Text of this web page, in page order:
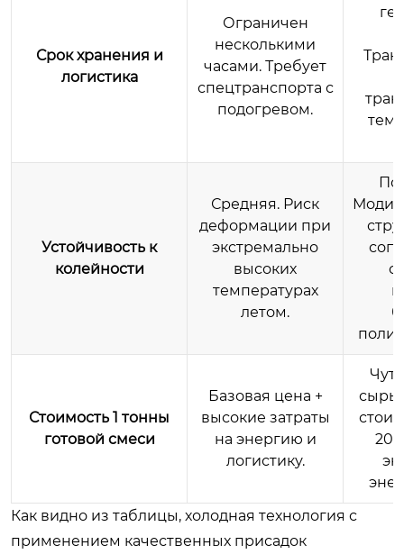
Срок хранения и
логистика
Ограничен
несколькими
часами. Требует
спецтранспорта с
подогревом.
Устойчивость к
колейности
Средняя. Риск
деформации при
экстремально
высоких
температурах
летом.
Стоимость 1 тонны
готовой смеси
Базовая цена +
высокие затраты
на энергию и
логистику.
Как видно из таблицы, холодная технология с
применением качественных присадок